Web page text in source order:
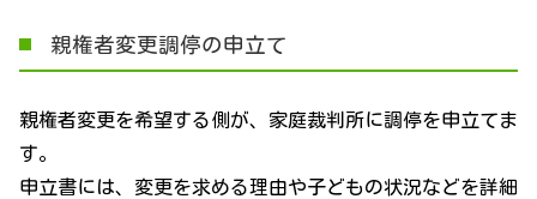
親権者変更調停の申立て
親権者変更を希望する側が、家庭裁判所に調停を申立てま
す。
申立書には、変更を求める理由や子どもの状況などを詳細